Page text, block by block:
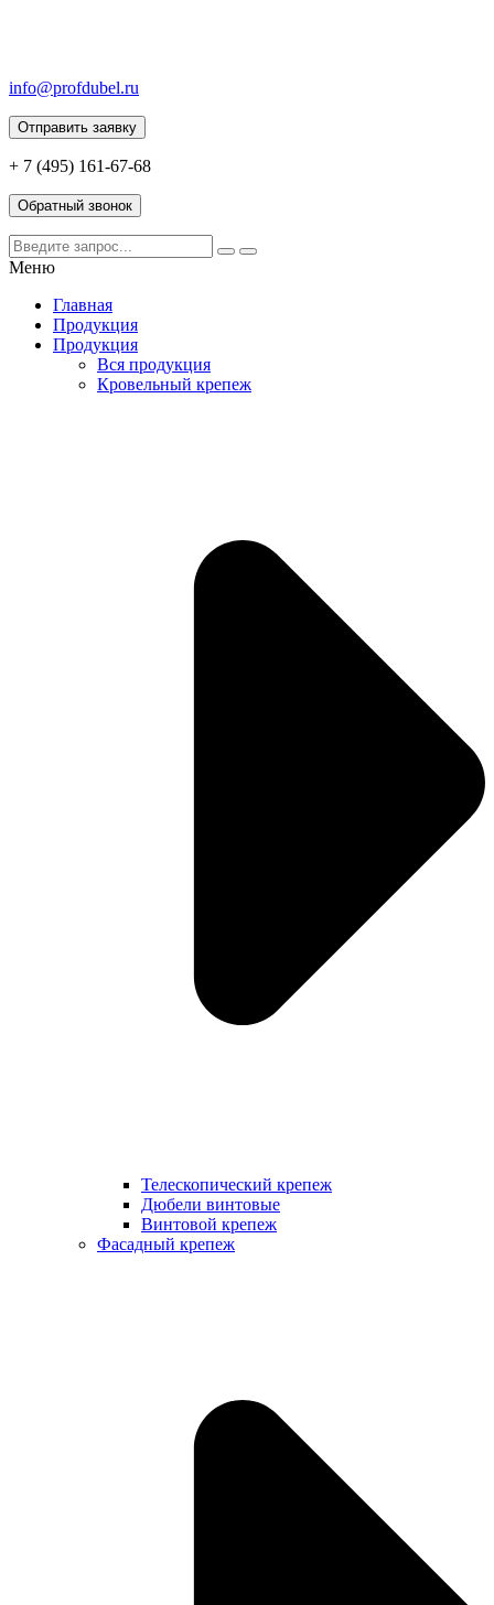
info@profdubel.ru
Отправить заявку
+ 7 (495) 161-67-68
Обратный звонок
Меню
Главная
Продукция
Продукция
Вся продукция
Кровельный крепеж
Телескопический крепеж
Дюбели винтовые
Винтовой крепеж
Фасадный крепеж